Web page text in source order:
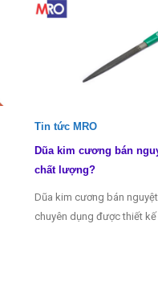
Tin tức MRO
Dũa kim cương bán
chất lượng?
Dũa kim cương bán
chuyên dụng được thiết kế